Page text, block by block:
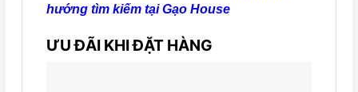
hướng tìm kiếm tại Gạo House
ƯU ĐÃI KHI ĐẶT HÀNG